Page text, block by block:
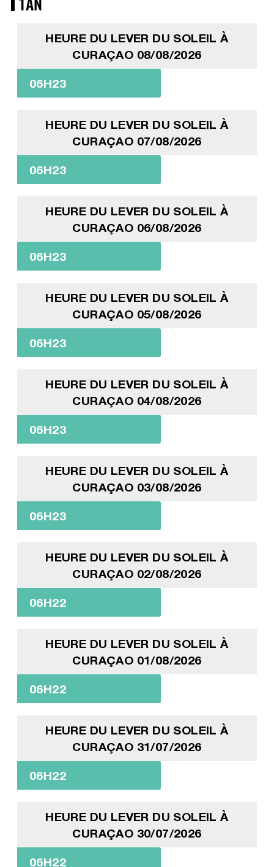
HEURE DU LEVER DU SOLEIL À
CURAÇAO 08/08/2026
06H23
HEURE DU LEVER DU SOLEIL À
CURAÇAO 07/08/2026
06H23
HEURE DU LEVER DU SOLEIL À
CURAÇAO 06/08/2026
06H23
HEURE DU LEVER DU SOLEIL À
CURAÇAO 05/08/2026
06H23
HEURE DU LEVER DU SOLEIL À
CURAÇAO 04/08/2026
06H23
HEURE DU LEVER DU SOLEIL À
CURAÇAO 03/08/2026
06H23
HEURE DU LEVER DU SOLEIL À
CURAÇAO 02/08/2026
06H22
HEURE DU LEVER DU SOLEIL À
CURAÇAO 01/08/2026
06H22
HEURE DU LEVER DU SOLEIL À
CURAÇAO 31/07/2026
06H22
HEURE DU LEVER DU SOLEIL À
CURAÇAO 30/07/2026
06H22